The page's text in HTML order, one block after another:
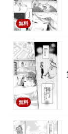
無料
無料